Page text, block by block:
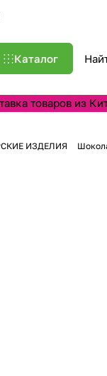
Каталог
товаров из
ИЗДЕЛИЯ